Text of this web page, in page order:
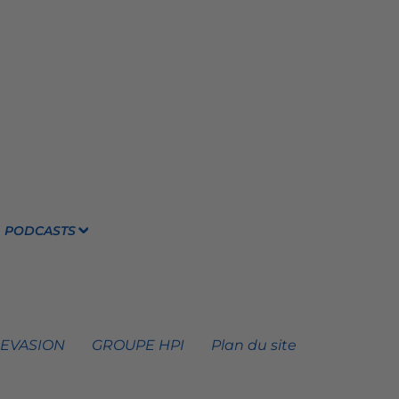
PODCASTS
GROUPE HPI Plan du site